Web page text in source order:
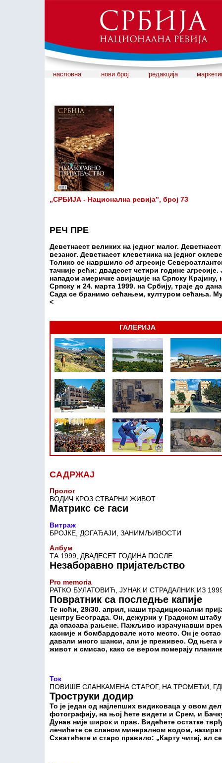
насловна нови број редакција
„СРБИЈА - Национална ревија”, број 73
РЕЧ ПРЕ
Деветнаест великих на једног малог.
везаног. Деветнаест клеветника на једног
Толико се навршило од агресије
тачније рећи: двадесет четири године агресије.
нападом америчке авијације на Српску
Српску и 24. марта 1999. на Србију, траје до
Сада се бранимо сећањем, културом сећања.
<
ГАЛЕРИЈА
САДРЖАЈ
Пролог
ВОДИЧ КРОЗ СТВАРНИ ЖИВОТ
Матрикс се гаси
Витраж
БРОЈКЕ, ДОГАЂАЈИ, ЗАНИМЉИВОСТИ
Албум
ТА 1999, ДВАДЕСЕТ ГОДИНА ПОСЛЕ
Незаборавно пријатељство
Pro memoria
РАТКО БУЛАТОВИЋ, ЈУНАК И СТРАДАЛНИК ИЗ
Повратник са последње капије
Те ноћи, 29/30. април, наши традиционални
центру Београда. Он, дежурни у Градском
да спасава рањене. Пажљиво израчунавши
касније и бомбардовале исто место. Он је
давали много шанси, али је преживео. Од њега
живот и смисао, како се вером померају
Ток
ПОВИШЕ СЛАНКАМЕНА СТАРОГ, НА ТРОМЕЂИ,
Троструки додир
То је један од најлепших видиковаца у овом
фотографију, на њој ћете видети и Срем, и
Дунав није широк и прав. Видећете остатке
лечићете се сланом минералном водом,
Схватићете и старо правило: „Карту читај, ал